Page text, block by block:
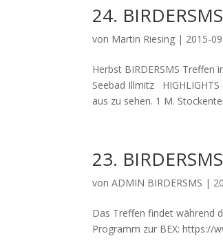
24.
von Martin Riesing | 2015-
Herbst BIRDERSMS Treffen
Seebad Illmitz HIGHLIGHTS
aus zu sehen. 1 M.
23.
vonADMIN BIRDERSMS |
Das Treffen findet während
Programm zur BEX: https://